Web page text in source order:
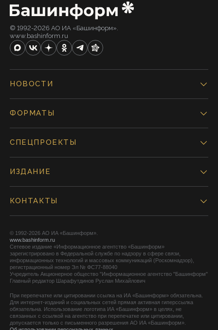
© 1992-2026 АО ИА «Башинформ».
www.bashinform.ru
НОВОСТИ
ФОРМАТЫ
СПЕЦПРОЕКТЫ
ИЗДАНИЕ
КОНТАКТЫ
© 1992-2026 АО ИА «Башинформ».
www.bashinform.ru
Сетевое издание «Информационное агентство «Башинформ»
зарегистрировано в Федеральной службе по надзору в сфере связи,
информационных технологий и массовых коммуникаций (Роскомнадзор),
регистрационный номер Эл № ФС77-88040
Учредитель Акционерное общество "Информационное агентство "Башинформ"
Главный редактор Шарафутдинов Руслан Михайлович
При перепечатке или цитировании ссылка на ИА «Башинформ» обязательна.
Для интернет-изданий и социальных сетей прямая активная гиперссылка
обязательна. Использование логотипа ИА «Башинформ» в целях, не
связанных с ссылкой на агентство при перепечатке или цитировании,
допускается только с письменного разрешения АО ИА «Башинформ».